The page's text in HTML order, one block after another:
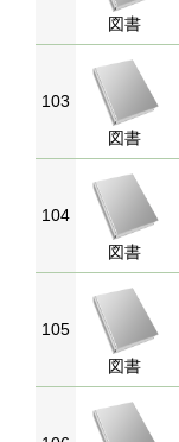
図書
103
図書
104
図書
105
図書